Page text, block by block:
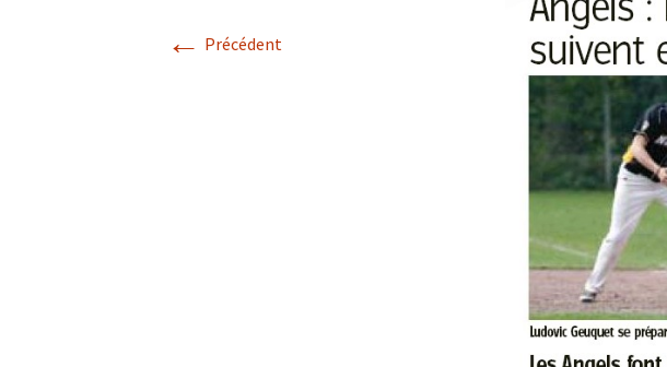
Le Comité et le Conseil
d’administration
← Précédent